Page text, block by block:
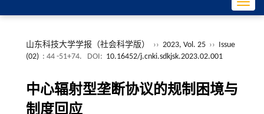
山东科技大学学报（社会科学版） ›› 2023, Vol. 25 ›› Issue
(02) : 44 -51+74. DOI: 10.16452/j.cnki.sdkjsk.2023.02.001
中心辐射型垄断协议的规制困境与
制度回应